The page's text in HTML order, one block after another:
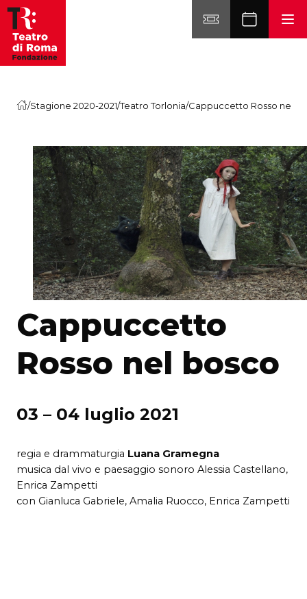
Vai al contenuto
/Stagione 2020-2021/Teatro Torlonia/Cappuccetto Rosso nel
Cappuccetto
Rosso nel bosco
03 – 04 luglio 2021
regia e drammaturgia Luana Gramegna
musica dal vivo e paesaggio sonoro Alessia Castellano,
Enrica Zampetti
con Gianluca Gabriele, Amalia Ruocco, Enrica Zampetti